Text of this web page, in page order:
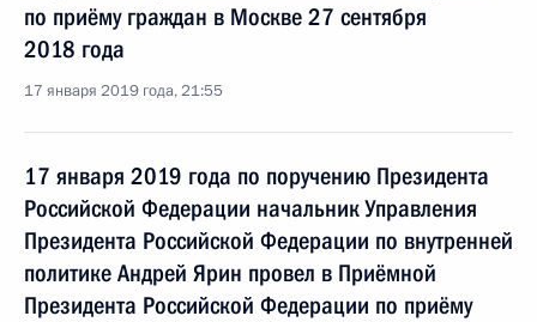
по приёму граждан в Москве 27 сентября
2018 года
17 января 2019 года, 21:55
17 января 2019 года по поручению Президента
Российской Федерации начальник Управления
Президента Российской Федерации по внутренней
политике Андрей Ярин провел в Приёмной
Президента Российской Федерации по приёму